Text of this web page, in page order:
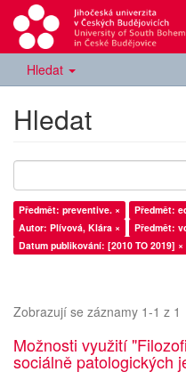
Hledat
Hledat
Předmět: preventive. × Předmět:
Autor: Plívová, Klára ×
Předmět:
Datum publikování: [2010 TO 2019] ×
Zobrazují se záznamy 1-1 z 1
Možnosti využití
sociálně patologických